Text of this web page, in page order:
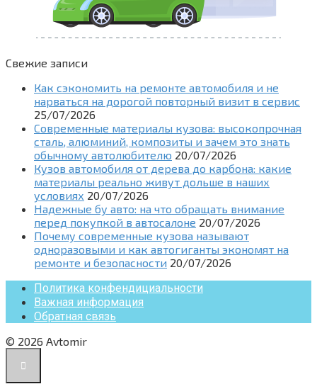
Свежие записи
Как сэкономить на ремонте автомобиля и не
нарваться на дорогой повторный визит в сервис
25/07/2026
Современные материалы кузова: высокопрочная
сталь, алюминий, композиты и зачем это знать
обычному автолюбителю 20/07/2026
Кузов автомобиля от дерева до карбона: какие
материалы реально живут дольше в наших
условиях 20/07/2026
Надежные бу авто: на что обращать внимание
перед покупкой в автосалоне 20/07/2026
Почему современные кузова называют
одноразовыми и как автогиганты экономят на
ремонте и безопасности 20/07/2026
Политика конфендициальности
Важная информация
Обратная связь
© 2026 Avtomir